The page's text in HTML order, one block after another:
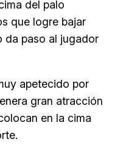
del palo
que logre bajar
da paso al jugador
apetecido por
gran atracción
en la cima